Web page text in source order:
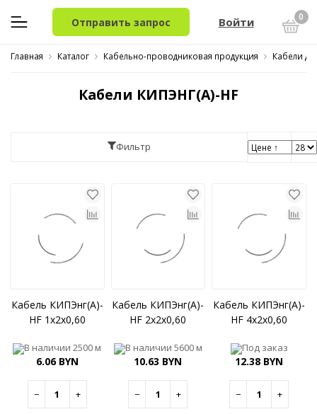
Отправить запрос Войти 0
Главная Каталог Кабельно-проводниковая продукция Кабели
Кабели КИПЭНГ(A)-HF
Фильтр
Кабель КИПЭнг(A)-
HF 1x2x0,60
В наличии2500 м
6.06 BYN
− +
Кабель КИПЭнг(A)-
HF 2x2x0,60
В наличии 5600 м
10.63 BYN
− +
Кабель КИПЭнг(A)-
HF 4x2x0,60
Под заказ
12.38 BYN
− +